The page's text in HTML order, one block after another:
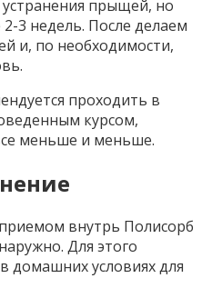
прыщей, но
3 недель. После делаем
и, по необходимости,
проходить в
курсом,
меньше и меньше.
внутрь Полисорб
Для этого
домашних условиях для